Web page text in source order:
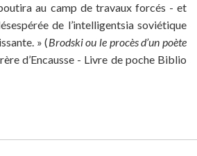
au camp de travaux forcés - et
de l’intelligentsia soviétique
» (Brodski ou le procès d’un poète
d’Encausse - Livre de poche Biblio